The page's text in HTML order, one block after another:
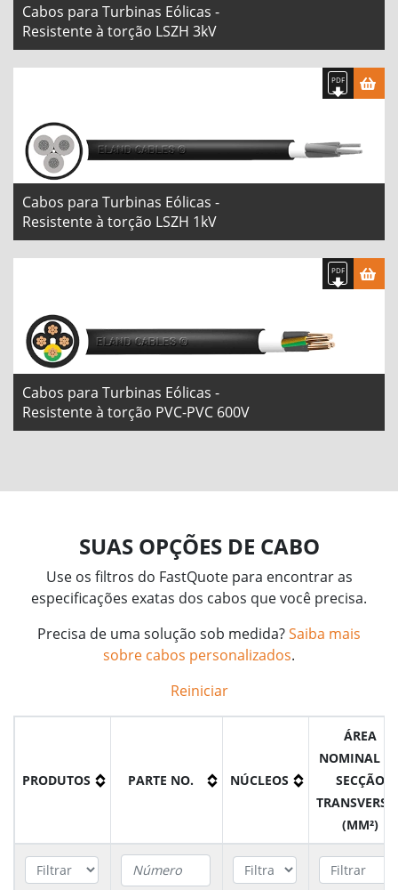
Cabos para Turbinas Eólicas -
Resistente à torção LSZH 3kV
Cabos para Turbinas Eólicas -
Resistente à torção LSZH 1kV
Cabos para Turbinas Eólicas -
Resistente à torção PVC-PVC 600V
SUAS OPÇÕES DE CABO
Use os filtros do FastQuote para encontrar as
especificações exatas dos cabos que você precisa.
Precisa de uma solução sob medida?Saiba mais
sobre cabos personalizados.
Reiniciar
PRODUTOS PARTE NO. NÚCLEOS
ÁREA
NOMINAL
SECÇÃO
(MM²)